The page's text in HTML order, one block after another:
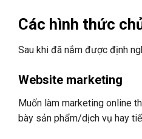
Các hình thức
Sau khi đã nắm được định
Website marketing
Muốn làm marketing online
bày sản phẩm/dịch vụ hay